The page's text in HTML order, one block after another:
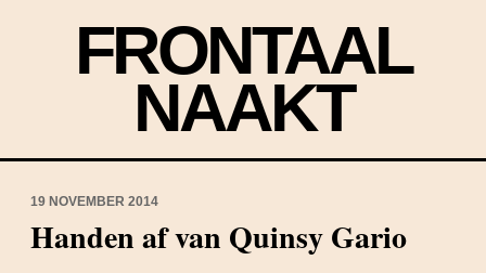
FRONTAAL
NAAKT
19 NOVEMBER 2014
Handen af van Quinsy Gario